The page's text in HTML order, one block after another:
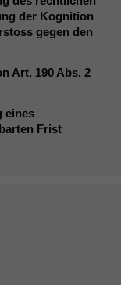
der Kognition
gegen den
Art. 190 Abs. 2
eines
Frist
sind
sie,